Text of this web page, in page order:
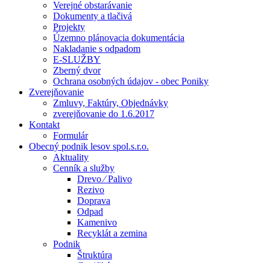
Verejné obstarávanie
Dokumenty a tlačivá
Projekty
Územno plánovacia dokumentácia
Nakladanie s odpadom
E-SLUŽBY
Zberný dvor
Ochrana osobných údajov - obec Poniky
Zverejňovanie
Zmluvy, Faktúry, Objednávky
zverejňovanie do 1.6.2017
Kontakt
Formulár
Obecný podnik lesov spol.s.r.o.
Aktuality
Cenník a služby
Drevo ⁄ Palivo
Rezivo
Doprava
Odpad
Kamenivo
Recyklát a zemina
Podnik
Štruktúra